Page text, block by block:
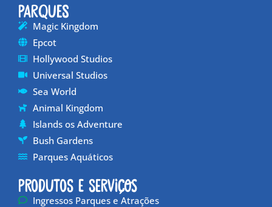
Parques
Magic Kingdom
Epcot
Hollywood Studios
Universal Studios
Sea World
Animal Kingdom
Islands os Adventure
Bush Gardens
Parques Aquáticos
Produtos e Serviços
Ingressos Parques e Atrações